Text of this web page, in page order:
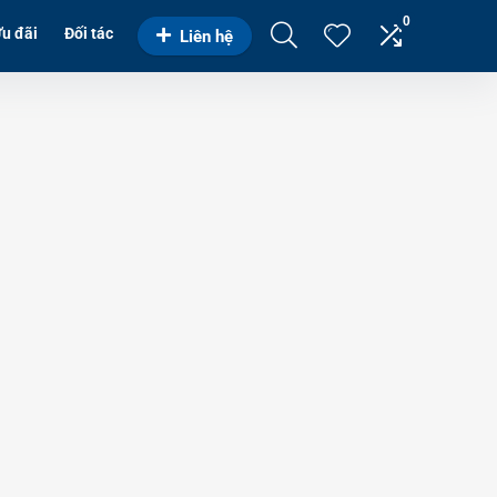
đãi Đối tác Liên hệ
0